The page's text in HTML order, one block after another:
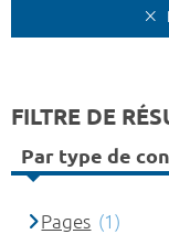
FILTRE DE
Par type de
Pages (1)